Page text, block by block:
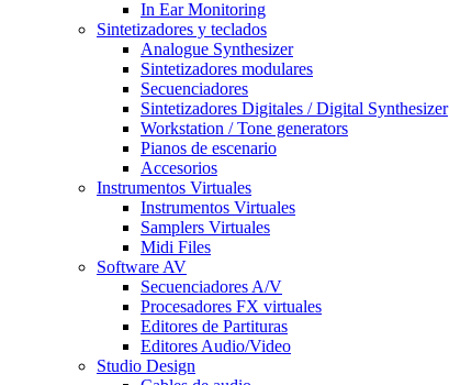
In Ear Monitoring
Sintetizadores y teclados
Analogue Synthesizer
Sintetizadores modulares
Secuenciadores
Sintetizadores Digitales / Digital Synthesizer
Workstation / Tone generators
Pianos de escenario
Accesorios
Instrumentos Virtuales
Instrumentos Virtuales
Samplers Virtuales
Midi Files
Software AV
Secuenciadores A/V
Procesadores FX virtuales
Editores de Partituras
Editores Audio/Video
Studio Design